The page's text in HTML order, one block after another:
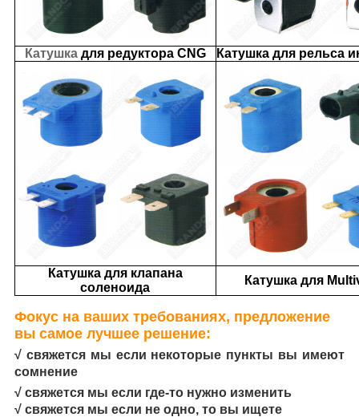
Катушка для редуктора CNG Катушка для рельса
Катушка для клапана
соленоида
Катушка для
Фокус на ваших требованиях, предложение
вы самое лучшее решение:
√ свяжется мы если некоторые пункты вы имеют
сомнение
√ свяжется мы если где-то нужно изменить
√ свяжется мы если не одно, то вы ищете